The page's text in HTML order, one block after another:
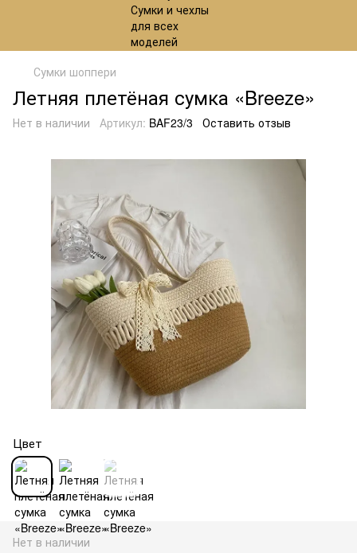
Сумки шоппери
Летняя плетёная сумка «Breeze»
Нет в наличии Артикул: BAF23/3 Оставить отзыв
Цвет
Нет в наличии